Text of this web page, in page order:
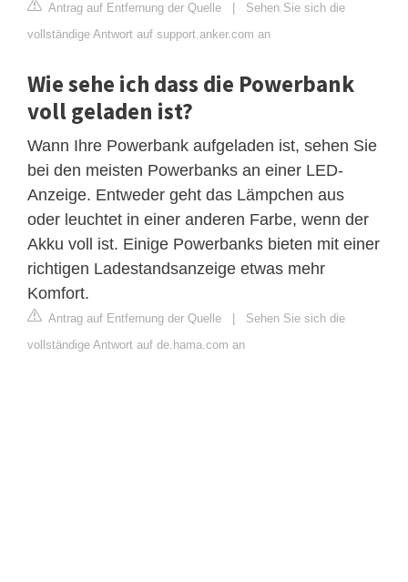
Antrag auf Entfernung der Quelle
Sehen Sie sich die
vollständige Antwort auf support.anker.com an
Wie sehe ich dass die Powerbank
voll geladen ist?
Wann Ihre Powerbank aufgeladen ist, sehen Sie
bei den meisten Powerbanks an einer LED-
Anzeige. Entweder geht das Lämpchen aus
oder leuchtet in einer anderen Farbe, wenn der
Akku voll ist. Einige Powerbanks bieten mit einer
richtigen Ladestandsanzeige etwas mehr
Komfort.
Antrag auf Entfernung der Quelle
Sehen Sie sich die
vollständige Antwort auf de.hama.com an